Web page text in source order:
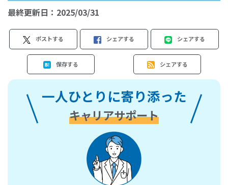
最終更新日： 2025/03/31
ポストする シェアする シェアする
保存する シェアする
一人ひとりに寄り添った
キャリアサポート